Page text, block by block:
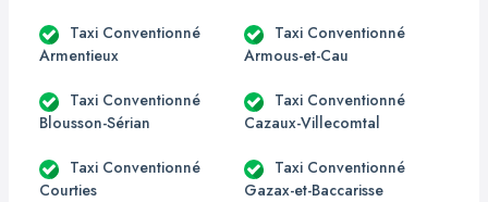
Taxi Conventionné
Armentieux
Taxi Conventionné
Armous-et-Cau
Taxi Conventionné
Blousson-Sérian
Taxi Conventionné
Cazaux-Villecomtal
Taxi Conventionné
Courties
Taxi Conventionné
Gazax-et-Baccarisse